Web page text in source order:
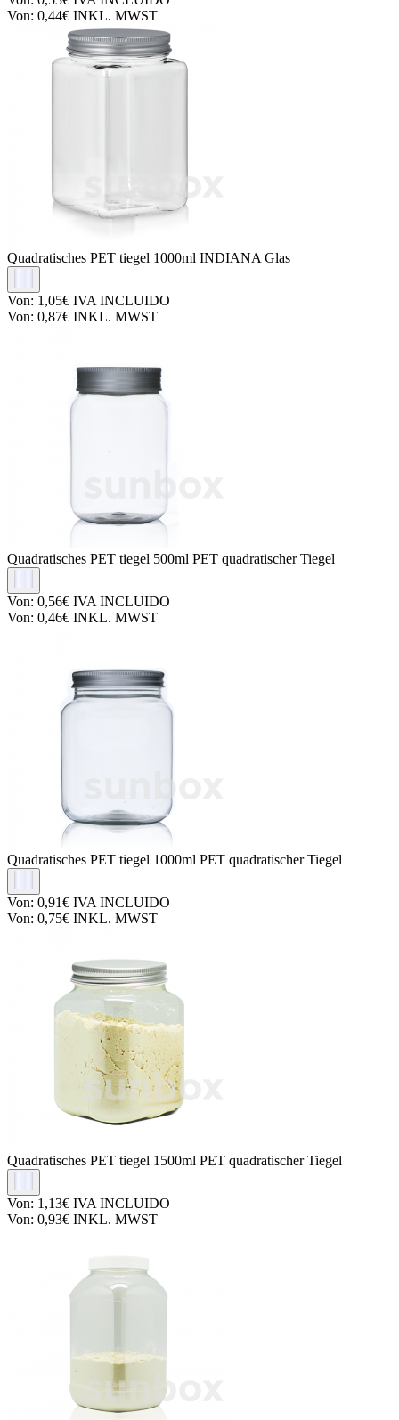
Von: 0,44€ INKL. MWST
Quadratisches PET tiegel 1000ml INDIANA Glas
Von: 1,05€ IVA INCLUIDO
Von: 0,87€ INKL. MWST
Quadratisches PET tiegel 500ml PET quadratischer Tiegel
Von: 0,56€ IVA INCLUIDO
Von: 0,46€ INKL. MWST
Quadratisches PET tiegel 1000ml PET quadratischer Tiegel
Von: 0,91€ IVA INCLUIDO
Von: 0,75€ INKL. MWST
Quadratisches PET tiegel 1500ml PET quadratischer Tiegel
Von: 1,13€ IVA INCLUIDO
Von: 0,93€ INKL. MWST